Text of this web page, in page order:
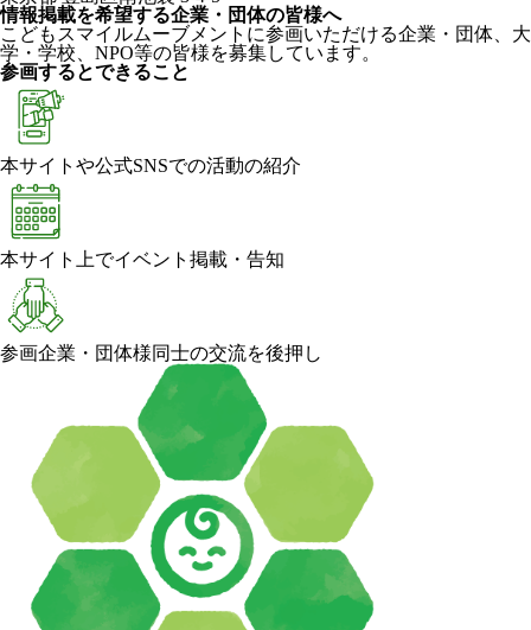
情報掲載を希望する企業・団体の皆様へ
こどもスマイルムーブメントに参画いただける企業・団体、大
学・学校、NPO等の皆様を募集しています。
参画するとできること
本サイトや公式SNSでの活動の紹介
本サイト上でイベント掲載・告知
参画企業・団体様同士の交流を後押し